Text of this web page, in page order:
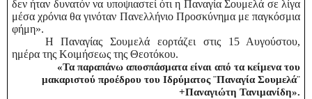
δεν ήταν δυνατόν να υποψιαστεί ότι η Παναγία Σουμελά σε λίγα
μέσα χρόνια θα γινόταν Πανελλήνιο Προσκύνημα με παγκόσμια
φήμη».
Η Παναγίας Σουμελά εορτάζει στις 15 Αυγούστου,
ημέρα της Κοιμήσεως της Θεοτόκου.
«Τα παραπάνω αποσπάσματα είναι από τα κείμενα του
μακαριστού προέδρου του Ιδρύματος ¨Παναγία Σουμελά¨
+Παναγιώτη Τανιμανίδη».